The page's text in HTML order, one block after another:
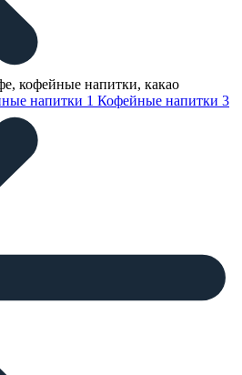
кофейные напитки, какао
напитки 1 Кофейные напитки 3